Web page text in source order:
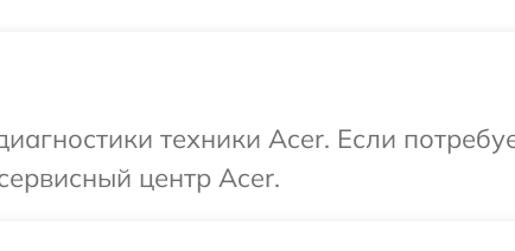
техники Acer. Если
центр Acer.